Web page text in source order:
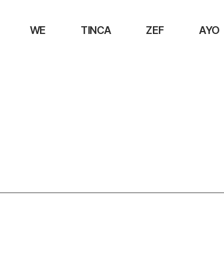
WE TINCA ZEF AYO